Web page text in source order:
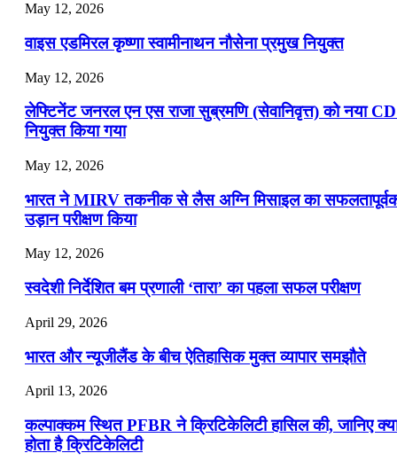
May 12, 2026
वाइस एडमिरल कृष्णा स्वामीनाथन नौसेना प्रमुख नियुक्त
May 12, 2026
लेफ्टिनेंट जनरल एन एस राजा सुब्रमणि (सेवानिवृत्त) को नया
नियुक्त किया गया
May 12, 2026
भारत ने MIRV तकनीक से लैस अग्नि मिसाइल का
उड़ान परीक्षण किया
May 12, 2026
स्वदेशी निर्देशित बम प्रणाली ‘तारा’ का पहला सफल परीक्षण
April 29, 2026
भारत और न्यूजीलैंड के बीच ऐतिहासिक मुक्त व्यापार समझौते
April 13, 2026
कल्पाक्कम स्थित PFBR ने क्रिटिकेलिटी हासिल की, जानिए
होता है क्रिटिकेलिटी